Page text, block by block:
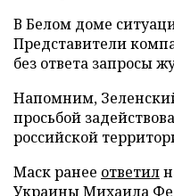
В Белом доме
Представители
без ответа запросы
Напомним,
просьбой
российской
Маск ранее ответил
Украины Михаила